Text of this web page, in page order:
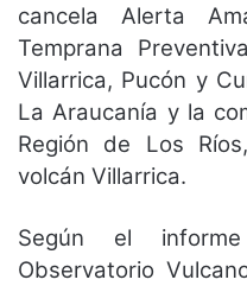
cancela Alerta
Temprana
Villarrica, Pucón y
La Araucanía y la
Región de Los
volcán Villarrica.
Según el
Observatorio